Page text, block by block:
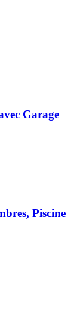
Garage
Piscine